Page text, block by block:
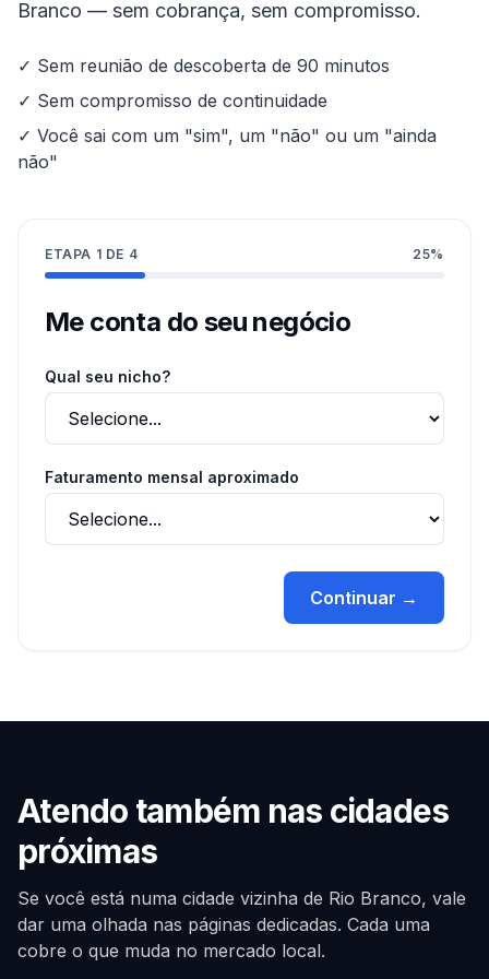
Branco — sem cobrança, sem compromisso.
✓ Sem reunião de descoberta de 90 minutos
✓ Sem compromisso de continuidade
✓ Você sai com um "sim", um "não" ou um "ainda
não"
ETAPA 1 DE 4 25%
Me conta do seu negócio
Qual seu nicho?
Faturamento mensal aproximado
Continuar →
Atendo também nas cidades
próximas
Se você está numa cidade vizinha de Rio Branco, vale
dar uma olhada nas páginas dedicadas. Cada uma
cobre o que muda no mercado local.